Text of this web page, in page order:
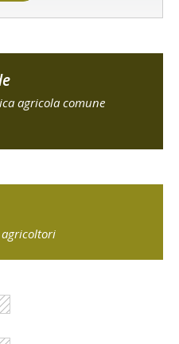
agricola comune
agricoltori